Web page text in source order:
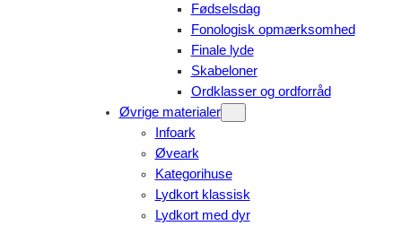
Fødselsdag
Fonologisk opmærksomhed
Finale lyde
Skabeloner
Ordklasser og ordforråd
Øvrige materialer
Infoark
Øveark
Kategorihuse
Lydkort klassisk
Lydkort med dyr